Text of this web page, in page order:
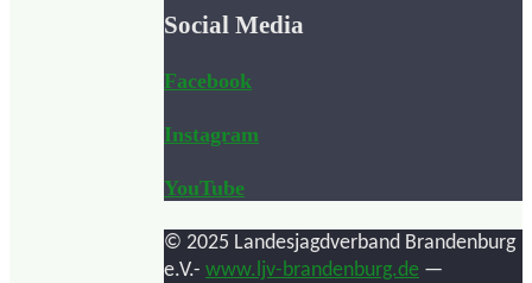
Social Media
Facebook
Instagram
YouTube
© 2025 Landesjagdverband Brandenburg
e.V.- www.ljv-brandenburg.de —